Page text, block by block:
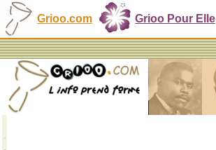
Grioo.com Grioo Pour Elle